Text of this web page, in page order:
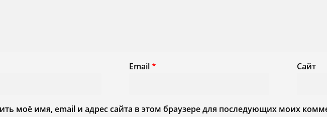
Email* Сайт
моё имя, email и адрес сайта в этом браузере для последующих моих